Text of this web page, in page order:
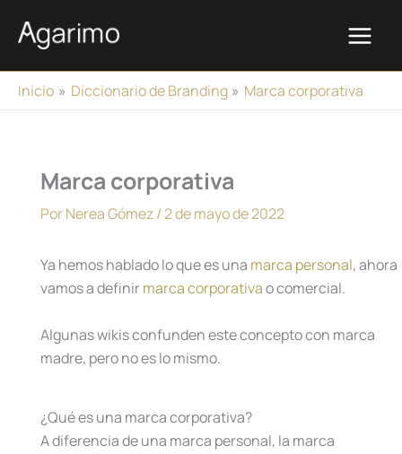
Inicio
Diccionario de Branding Marca corporativa
Marca corporativa
PorNerea Gómez/2 de mayo de 2022
Ya hemos hablado lo que es una marca personal, ahora
vamos a definirmarca corporativao comercial.
Algunas wikis confunden este concepto con marca
madre, pero no es lo mismo.
¿Qué es una marca corporativa?
A diferencia de una marca personal, la marca